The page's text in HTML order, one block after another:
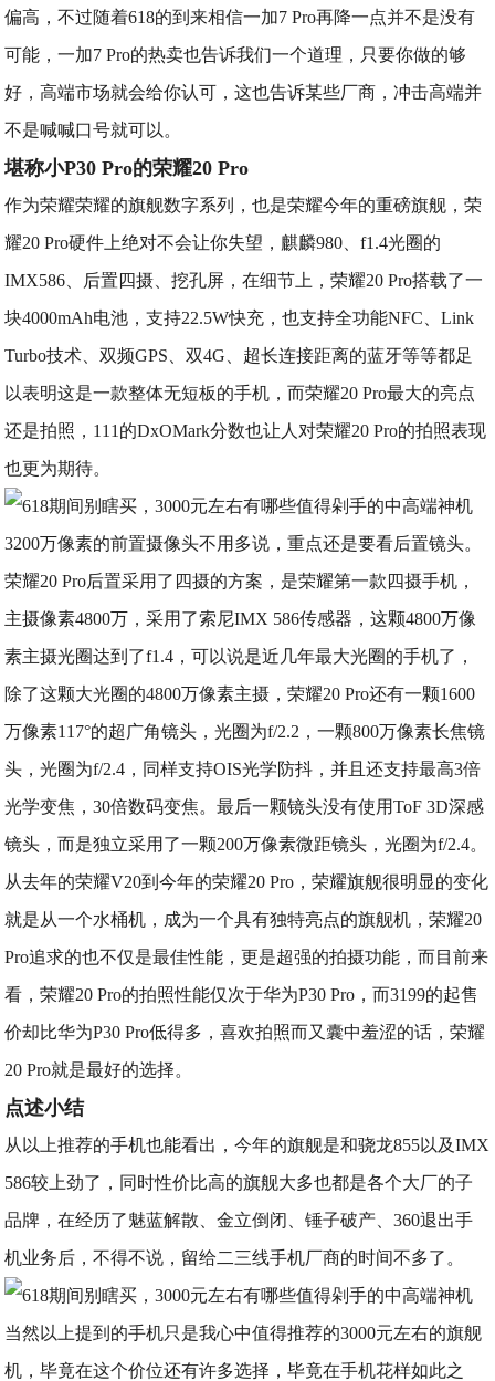
偏高，不过随着618的到来相信一加7 Pro再降一点并不是没有
可能，一加7 Pro的热卖也告诉我们一个道理，只要你做的够
好，高端市场就会给你认可，这也告诉某些厂商，冲击高端并
不是喊喊口号就可以。
堪称小P30 Pro的荣耀20 Pro
作为荣耀荣耀的旗舰数字系列，也是荣耀今年的重磅旗舰，荣
耀20 Pro硬件上绝对不会让你失望，麒麟980、f1.4光圈的
IMX586、后置四摄、挖孔屏，在细节上，荣耀20 Pro搭载了一
块4000mAh电池，支持22.5W快充，也支持全功能NFC、Link
Turbo技术、双频GPS、双4G、超长连接距离的蓝牙等等都足
以表明这是一款整体无短板的手机，而荣耀20 Pro最大的亮点
还是拍照，111的DxOMark分数也让人对荣耀20 Pro的拍照表现
也更为期待。
​3200万像素的前置摄像头不用多说，重点还是要看后置镜头。
荣耀20 Pro后置采用了四摄的方案，是荣耀第一款四摄手机，
主摄像素4800万，采用了索尼IMX 586传感器，这颗4800万像
素主摄光圈达到了f1.4，可以说是近几年最大光圈的手机了，
除了这颗大光圈的4800万像素主摄，荣耀20 Pro还有一颗1600
万像素117°的超广角镜头，光圈为f/2.2，一颗800万像素长焦镜
头，光圈为f/2.4，同样支持OIS光学防抖，并且还支持最高3倍
光学变焦，30倍数码变焦。最后一颗镜头没有使用ToF 3D深感
镜头，而是独立采用了一颗200万像素微距镜头，光圈为f/2.4。
从去年的荣耀V20到今年的荣耀20 Pro，荣耀旗舰很明显的变化
就是从一个水桶机，成为一个具有独特亮点的旗舰机，荣耀20
Pro追求的也不仅是最佳性能，更是超强的拍摄功能，而目前来
看，荣耀20 Pro的拍照性能仅次于华为P30 Pro，而3199的起售
价却比华为P30 Pro低得多，喜欢拍照而又囊中羞涩的话，荣耀
20 Pro就是最好的选择。
点述小结
从以上推荐的手机也能看出，今年的旗舰是和骁龙855以及IMX
586较上劲了，同时性价比高的旗舰大多也都是各个大厂的子
品牌，在经历了魅蓝解散、金立倒闭、锤子破产、360退出手
机业务后，不得不说，留给二三线手机厂商的时间不多了。
​当然以上提到的手机只是我心中值得推荐的3000元左右的旗舰
机，毕竟在这个价位还有许多选择，毕竟在手机花样如此之